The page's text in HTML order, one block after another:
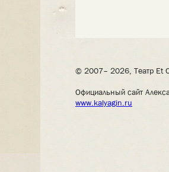
© 2007– 2026, Театр Et
Официальный сайт
www.kalyagin.ru